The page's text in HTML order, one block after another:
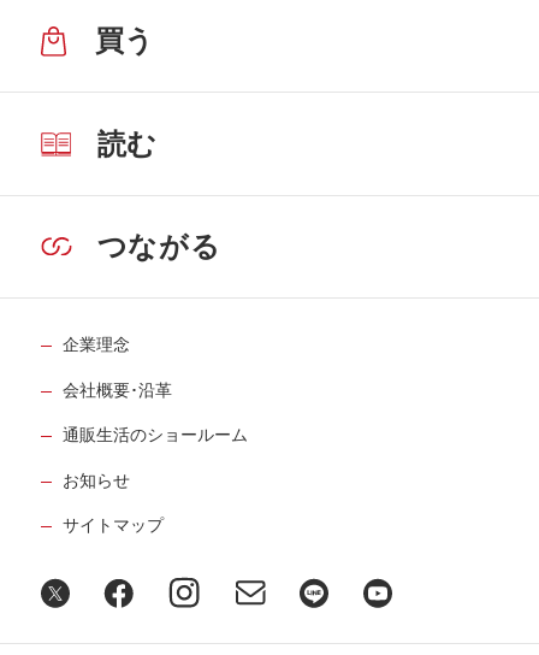
買う
読む
つながる
企業理念
会社概要･沿革
通販生活のショールーム
お知らせ
サイトマップ